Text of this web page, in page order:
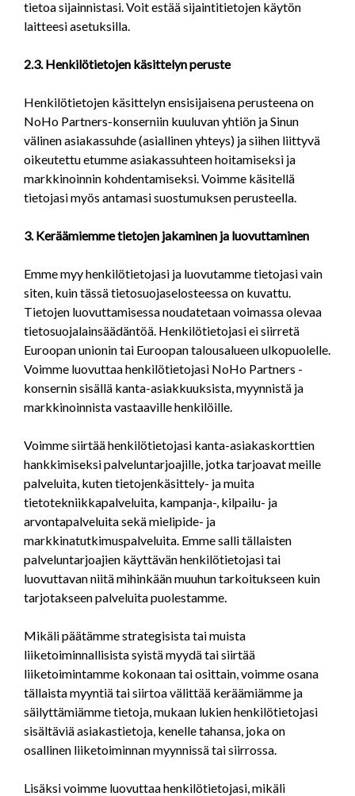
tietoa sijainnistasi. Voit estää sijaintitietojen käytön
laitteesi asetuksilla.
2.3. Henkilötietojen käsittelyn peruste
Henkilötietojen käsittelyn ensisijaisena perusteena on
NoHo Partners-konserniin kuuluvan yhtiön ja Sinun
välinen asiakassuhde (asiallinen yhteys) ja siihen liittyvä
oikeutettu etumme asiakassuhteen hoitamiseksi ja
markkinoinnin kohdentamiseksi. Voimme käsitellä
tietojasi myös antamasi suostumuksen perusteella.
3. Keräämiemme tietojen jakaminen ja luovuttaminen
Emme myy henkilötietojasi ja luovutamme tietojasi vain
siten, kuin tässä tietosuojaselosteessa on kuvattu.
Tietojen luovuttamisessa noudatetaan voimassa olevaa
tietosuojalainsäädäntöä. Henkilötietojasi ei siirretä
Euroopan unionin tai Euroopan talousalueen ulkopuolelle.
Voimme luovuttaa henkilötietojasi NoHo Partners -
konsernin sisällä kanta-asiakkuuksista, myynnistä ja
markkinoinnista vastaaville henkilöille.
Voimme siirtää henkilötietojasi kanta-asiakaskorttien
hankkimiseksi palveluntarjoajille, jotka tarjoavat meille
palveluita, kuten tietojenkäsittely- ja muita
tietotekniikkapalveluita, kampanja-, kilpailu- ja
arvontapalveluita sekä mielipide- ja
markkinatutkimuspalveluita. Emme salli tällaisten
palveluntarjoajien käyttävän henkilötietojasi tai
luovuttavan niitä mihinkään muuhun tarkoitukseen kuin
tarjotakseen palveluita puolestamme.
Mikäli päätämme strategisista tai muista
liiketoiminnallisista syistä myydä tai siirtää
liiketoimintamme kokonaan tai osittain, voimme osana
tällaista myyntiä tai siirtoa välittää keräämiämme ja
säilyttämiämme tietoja, mukaan lukien henkilötietojasi
sisältäviä asiakastietoja, kenelle tahansa, joka on
osallinen liiketoiminnan myynnissä tai siirrossa.
Lisäksi voimme luovuttaa henkilötietojasi, mikäli